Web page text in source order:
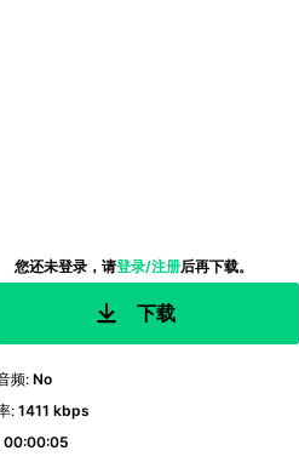
您还未登录，请登录/注册后再下载。
下载
频: No
: 1411 kbps
00:00:05